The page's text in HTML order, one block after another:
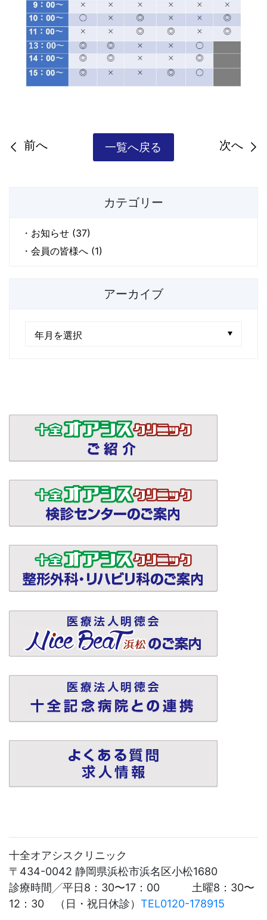
前へ 一覧へ戻る 次へ
カテゴリー
お知らせ (37)
会員の皆様へ (1)
アーカイブ
十全オアシスクリニック
〒434-0042 静岡県浜松市浜名区小松1680
診療時間╱平日8：30〜17：00 土曜8：30〜
12：30 （日・祝日休診） TEL0120-178915